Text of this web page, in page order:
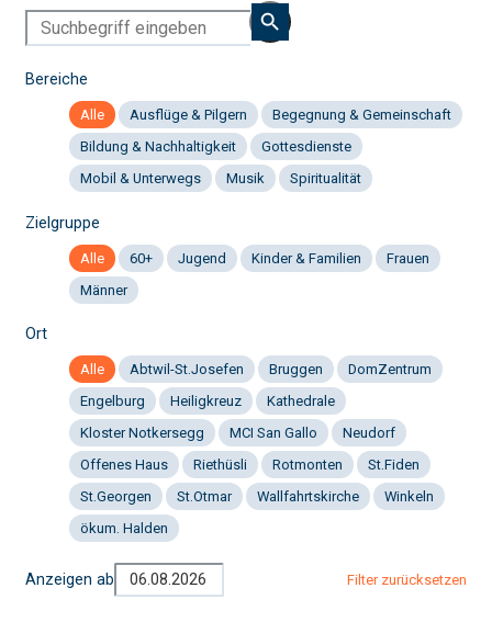
Bereiche
Alle Ausflüge & Pilgern
Begegnung & Gemeinschaft
Bildung & Nachhaltigkeit
Gottesdienste
Mobil & Unterwegs
Musik Spiritualität
Zielgruppe
Alle 60+ Jugend Kinder & Familien
Frauen
Männer
Ort
Alle Abtwil-St.Josefen Bruggen
DomZentrum
Engelburg
Heiligkreuz
Kathedrale
Kloster Notkersegg
MCI San Gallo
Neudorf
Offenes Haus
Riethüsli Rotmonten
St.Fiden
St.Georgen
St.Otmar Wallfahrtskirche
Winkeln
ökum. Halden
Anzeigen ab Filter zurücksetzen